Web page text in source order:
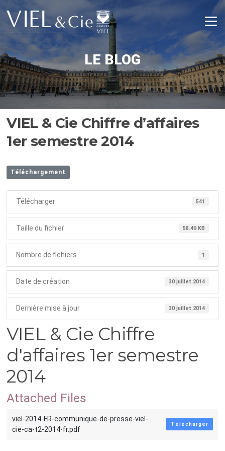
contenu
Menu
LE BLOG
VIEL & Cie Chiffre d’affaires
1er semestre 2014
Téléchargement
Télécharger 541
Taille du fichier 58.49 KB
Nombre de fichiers 1
Date de création 30 juillet 2014
Dernière mise à jour 30 juillet 2014
VIEL & Cie Chiffre
d'affaires 1er semestre
2014
Attached Files
viel-2014-FR-communique-de-presse-viel-
cie-ca-t2-2014-fr.pdf
Télécharger